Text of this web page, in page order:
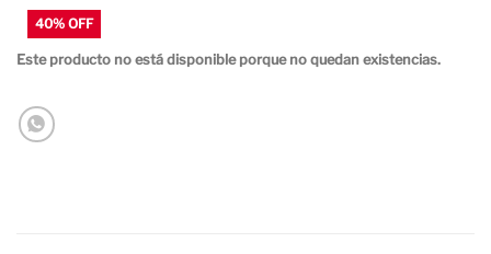
Este producto no está disponible porque no quedan existencias.